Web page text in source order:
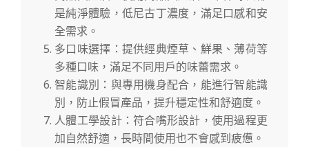
是純淨體驗，低尼古丁濃度，滿足口感和安
全需求。
多口味選擇：提供經典煙草、鮮果、薄荷等
多種口味，滿足不同用戶的味蕾需求。
智能識別：與專用機身配合，能進行智能識
別，防止假冒產品，提升穩定性和舒適度。
人體工學設計：符合嘴形設計，使用過程更
加自然舒適，長時間使用也不會感到疲憊。